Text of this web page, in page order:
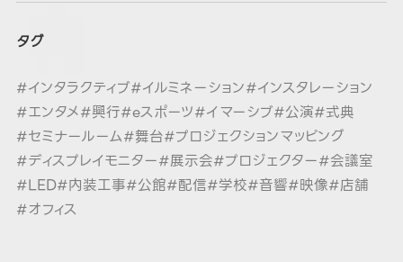
タグ
#インタラクティブ#イルミネーション#インスタレーション
#エンタメ#興行#eスポーツ#イマーシブ#公演#式典
#セミナールーム#舞台#プロジェクションマッピング
#ディスプレイモニター#展示会#プロジェクター#会議室
#LED#内装工事#公館#配信#学校#音響#映像#店舗
#オフィス